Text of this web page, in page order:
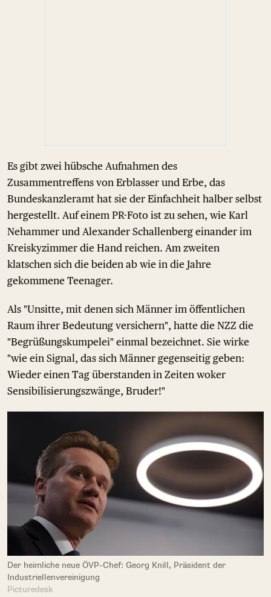
Es gibt zwei hübsche Aufnahmen des
Zusammentreffens von Erblasser und Erbe, das
Bundeskanzleramt hat sie der Einfachheit halber selbst
hergestellt. Auf einem PR-Foto ist zu sehen, wie Karl
Nehammer und Alexander Schallenberg einander im
Kreiskyzimmer die Hand reichen. Am zweiten
klatschen sich die beiden ab wie in die Jahre
gekommene Teenager.
Als "Unsitte, mit denen sich Männer im öffentlichen
Raum ihrer Bedeutung versichern", hatte die NZZ die
"Begrüßungskumpelei" einmal bezeichnet. Sie wirke
"wie ein Signal, das sich Männer gegenseitig geben:
Wieder einen Tag überstanden in Zeiten woker
Sensibilisierungszwänge, Bruder!"
Der heimliche neue ÖVP-Chef: Georg Knill, Präsident der
Industriellenvereinigung
Picturedesk